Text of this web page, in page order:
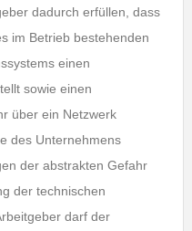
dadurch erfüllen, dass
im Betrieb bestehenden
einen
sowie einen
über ein Netzwerk
des Unternehmens
der abstrakten Gefahr
der technischen
darf der